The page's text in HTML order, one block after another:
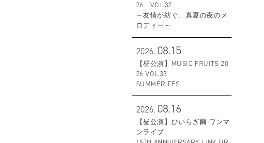
26 VOL.32
～友情が紡ぐ、真夏の夜のメ
ロディー～
2026. 08.15
【昼公演】MUSIC FRUITS 20
26 VOL.33
SUMMER FES
2026. 08.16
【昼公演】ひいらぎ繭-ワンマ
ンライブ